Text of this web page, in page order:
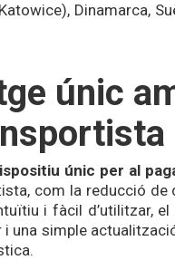
Dinamarca,
únic
únic per al
com la reducció de
i fàcil d’utilitzar,
una simple